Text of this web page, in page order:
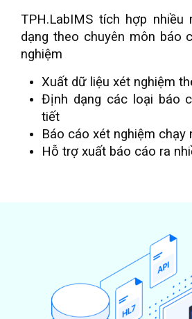
TPH.LabIMS tích hợp
dạng theo chuyên môn báo
nghiệm
Xuất dữ liệu xét nghiệm
Định dạng các loại báo
tiết
Báo cáo xét nghiệm chạy
Hỗ trợ xuất báo cáo ra